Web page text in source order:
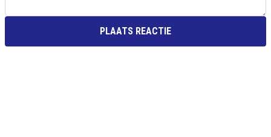
PLAATS REACTIE